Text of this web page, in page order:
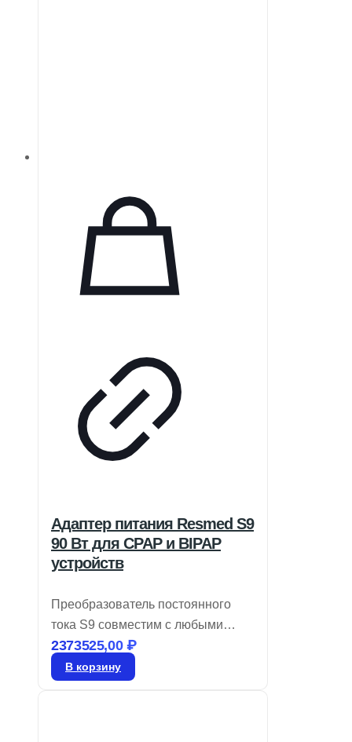
Адаптер питания Resmed S9
90 Вт для CPAP и BIPAP
устройств
Преобразователь постоянного
тока S9 совместим с любыми
устройствами CPAP, а также с
двухуровневыми моделями на
2373525,00₽
В корзину